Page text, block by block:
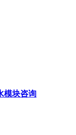
模块咨询